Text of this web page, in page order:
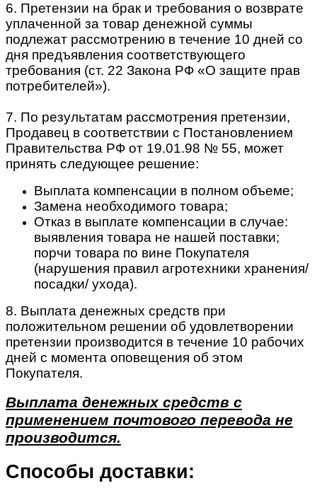
6. Претензии на брак и требования о возврате
уплаченной за товар денежной суммы
подлежат рассмотрению в течение 10 дней со
дня предъявления соответствующего
требования (ст. 22 Закона РФ «О защите прав
потребителей»).
7. По результатам рассмотрения претензии,
Продавец в соответствии с Постановлением
Правительства РФ от 19.01.98 № 55, может
принять следующее решение:
Выплата компенсации в полном объеме;
Замена необходимого товара;
Отказ в выплате компенсации в случае:
выявления товара не нашей поставки;
порчи товара по вине Покупателя
(нарушения правил агротехники хранения/
посадки/ ухода).
8. Выплата денежных средств при
положительном решении об удовлетворении
претензии производится в течение 10 рабочих
дней с момента оповещения об этом
Покупателя.
Выплата денежных средств с
применением почтового перевода не
производится.
Способы доставки: